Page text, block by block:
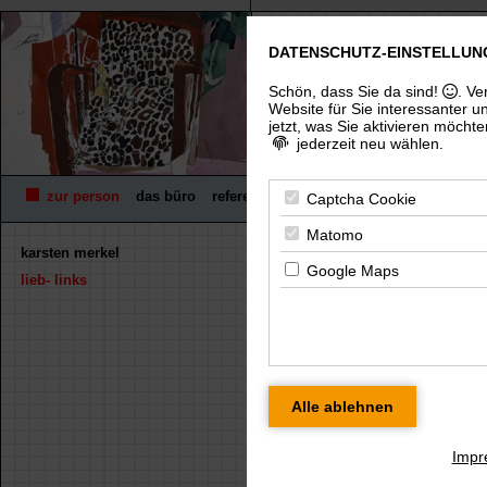
freier architekt
(uni), architektenkammer
zur person das büro referenzen wettbewerbe
karsten merkel
lieb- links
« zurück
DATENSCHUTZ-
Schön, dass Sie da sind!
.
Website für Sie interessanter
jetzt, was Sie aktivieren
jederzeit neu wählen.
Captcha Cookie
Matomo
Google Maps